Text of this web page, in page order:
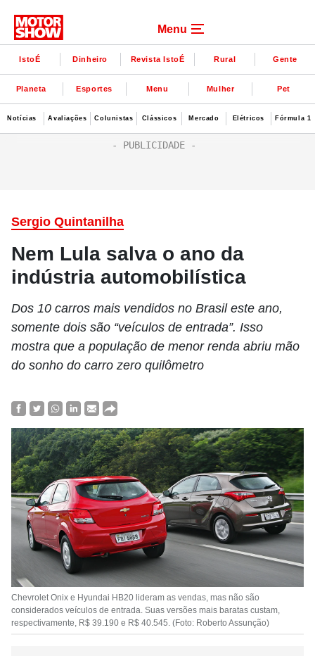
Menu
IstoÉ Dinheiro Revista IstoÉ Rural Gente
Planeta Esportes Menu Mulher Pet
Notícias Avaliações Colunistas Clássicos Mercado Elétricos Fórmula 1
Sergio Quintanilha
Nem Lula salva o ano da
indústria automobilística
Dos 10 carros mais vendidos no Brasil este ano,
somente dois são “veículos de entrada”. Isso
mostra que a população de menor renda abriu mão
do sonho do carro zero quilômetro
Chevrolet Onix e Hyundai HB20 lideram as vendas, mas não são
considerados veículos de entrada. Suas versões mais baratas custam,
respectivamente, R$ 39.190 e R$ 40.545. (Foto: Roberto Assunção)